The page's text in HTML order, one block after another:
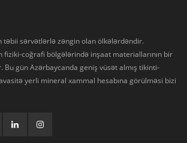
təbii sərvətlərlə zəngin olan ölkələrdəndir.
fiziki-coğrafi bölgələrində inşaat materiallarının bir
Bu gün Azərbaycanda geniş vüsət almış tikinti-
yerli mineral xammal hesabına görülməsi bizi